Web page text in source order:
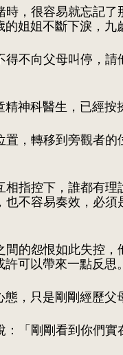
，很容易就忘記
姐姐不斷下淚，九
不向父母叫停，
神科醫生，已經按
，轉移到旁觀者
相指控下，誰都有
不容易奏效，必
的怨恨如此失控
可以帶來一點反思。
，只是剛剛經歷父
「剛剛看到你們